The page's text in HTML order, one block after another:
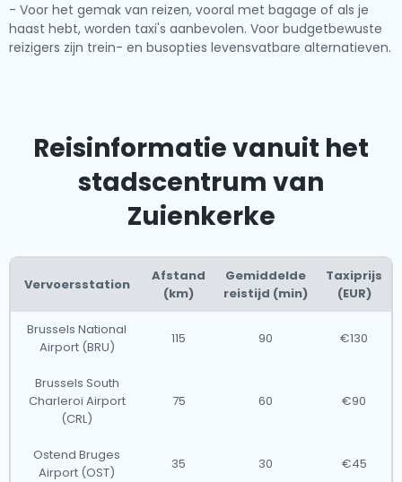
- Voor het gemak van reizen, vooral met bagage of als je
haast hebt, worden taxi's aanbevolen. Voor budgetbewuste
reizigers zijn trein- en busopties levensvatbare alternatieven.
Reisinformatie vanuit het
stadscentrum van
Zuienkerke
Vervoersstation
Afstand
(km)
Gemiddelde
reistijd (min)
Taxiprijs
(EUR)
Brussels National
Airport (BRU)
115 90 €130
Brussels South
Charleroi Airport
(CRL)
75 60 €90
Ostend Bruges
Airport (OST)
35 30 €45